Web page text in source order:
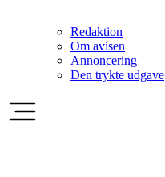
Redaktion
Om avisen
Annoncering
Den trykte udgave